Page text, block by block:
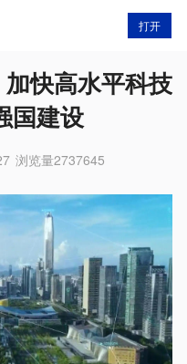
打开
快高水平科技
国建设
浏览量2737645